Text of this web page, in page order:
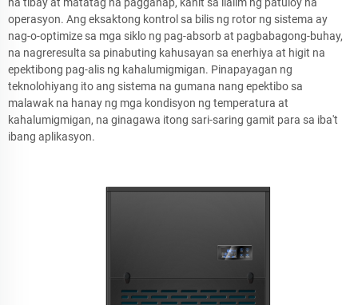
operasyon. Ang eksaktong kontrol sa bilis ng rotor ng sistema ay
nag-o-optimize sa mga siklo ng pag-absorb at pagbabagong-buhay,
na nagreresulta sa pinabuting kahusayan sa enerhiya at higit na
epektibong pag-alis ng kahalumigmigan. Pinapayagan ng
teknolohiyang ito ang sistema na gumana nang epektibo sa
malawak na hanay ng mga kondisyon ng temperatura at
kahalumigmigan, na ginagawa itong sari-saring gamit para sa iba't
ibang aplikasyon.